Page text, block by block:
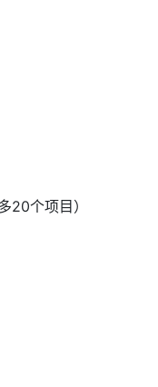
20个项目）